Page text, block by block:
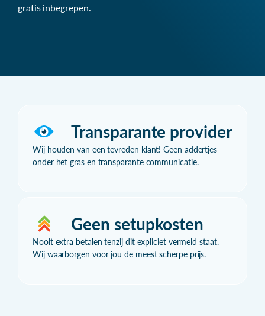
gratis inbegrepen.
Transparante provider
Wij houden van een tevreden klant! Geen addertjes
onder het gras en transparante communicatie.
Geen setupkosten
Nooit extra betalen tenzij dit expliciet vermeld staat.
Wij waarborgen voor jou de meest scherpe prijs.